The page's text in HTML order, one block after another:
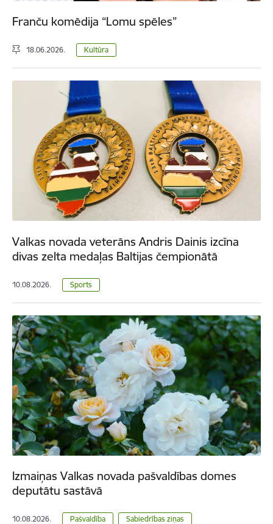
Franču komēdija “Lomu spēles”
18.06.2026. Kultūra
Valkas novada veterāns Andris Dainis izcīna
divas zelta medaļas Baltijas čempionātā
10.08.2026. Sports
Izmaiņas Valkas novada pašvaldības domes
deputātu sastāvā
10.08.2026. Pašvaldība Sabiedrības ziņas